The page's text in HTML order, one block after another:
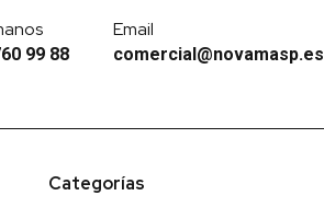
99 88
Email
comercial@novamasp.es
Categorías